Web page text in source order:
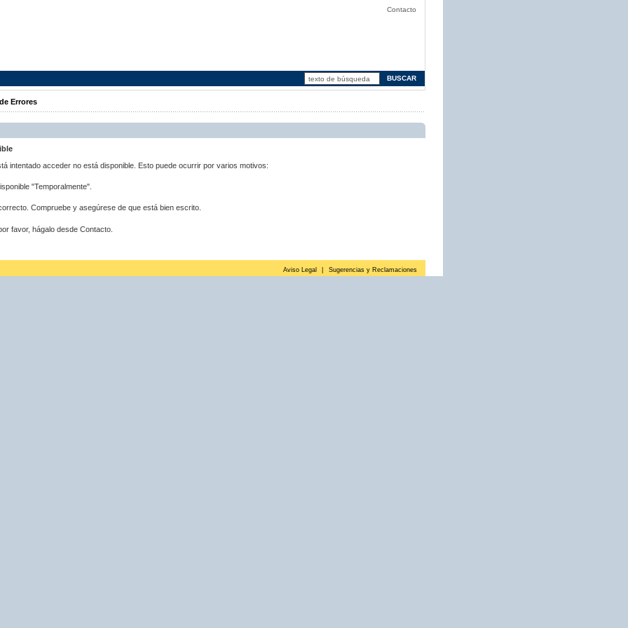
Contacto
Errores
intentado acceder no está disponible. Esto puede ocurrir por varios motivos:
"Temporalmente".
Compruebe y asegúrese de que está bien escrito.
favor, hágalo desde Contacto.
Aviso Legal Sugerencias y Reclamaciones